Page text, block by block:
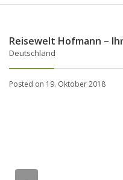
Reisewelt Hofmann –
Deutschland
Posted on 19. Oktober 2018